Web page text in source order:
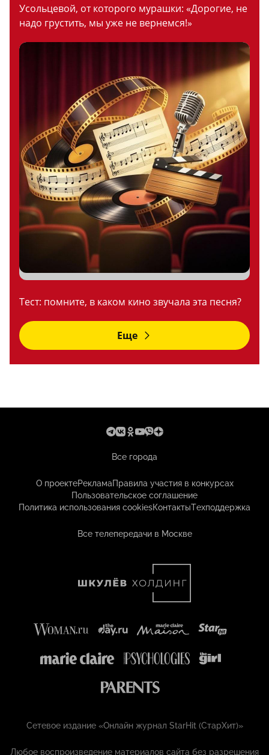
Усольцевой, от которого мурашки: «Дорогие, не
надо грустить, мы уже не вернемся!»
Тест: помните, в каком кино звучала эта песня?
Еще
Все города
О проектеРекламаПравила участия в конкурсах
Пользовательское соглашение
Политика использования cookiesКонтактыТехподдержка
Все телепередачи в Москве
Сетевое издание «Онлайн журнал StarHit (СтарХит)»
Любое воспроизведение материалов сайта без разрешения